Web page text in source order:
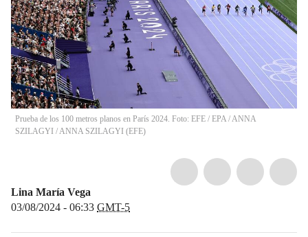
Prueba de los 100 metros planos en París 2024. Foto: EFE / EPA / ANNA
SZILAGYI /ANNA SZILAGYI (EFE)
Lina María Vega
03/08/2024 - 06:33 GMT-5